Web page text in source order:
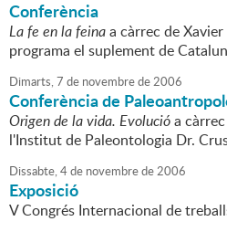
Conferència
La fe en la feinaa càrrec de
programa el suplement de
Dimarts,7 de novembrede2006
Conferència de
Origen de la vida. Evolucióa
l'Institut de Paleontologia Dr.
Dissabte,4de novembrede2006
Exposició
V Congrés Internacional de